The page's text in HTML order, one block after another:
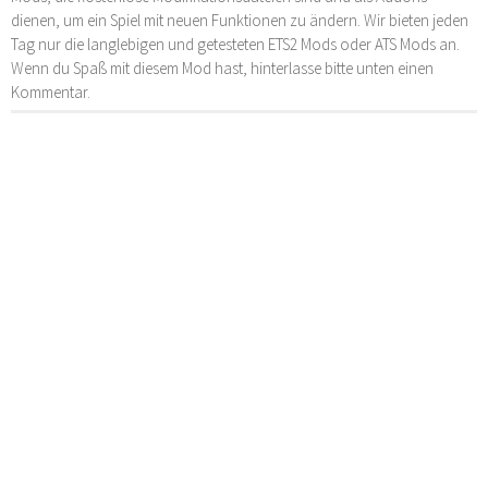
dienen, um ein Spiel mit neuen Funktionen zu ändern. Wir bieten jeden
Tag nur die langlebigen und getesteten ETS2 Mods oder ATS Mods an.
Wenn du Spaß mit diesem Mod hast, hinterlasse bitte unten einen
Kommentar.